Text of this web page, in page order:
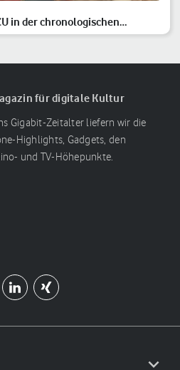
in der chronologischen
für digitale Kultur
Gigabit-Zeitalter liefern wir die
Highlights, Gadgets, den
und TV-Höhepunkte.